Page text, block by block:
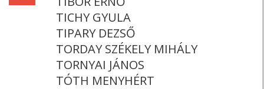
TICHY GYULA
TIPARY DEZSŐ
TORDAY SZÉKELY MIHÁLY
TORNYAI JÁNOS
TÓTH MENYHÉRT